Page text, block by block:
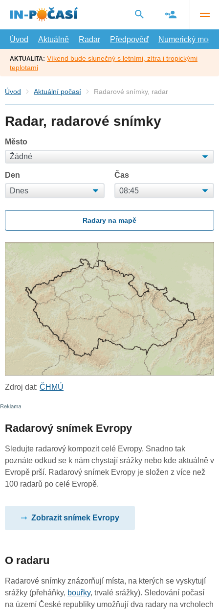
hlavní
Úvod
Aktuálně Radar Předpověď Numerický model
AKTUALITA: Víkend bude slunečný s letními, zítra i tropickými
teplotami
Úvod Aktuální počasí Radarové snímky, radar
Radar, radarové snímky
Město
Den Čas
Radary na mapě
Zdroj dat: ČHMÚ
Radarový snímek Evropy
Sledujte radarový kompozit celé Evropy. Snadno tak
poznáte odkud se k nám chystají srážky nebo kde aktuálně v
Evropě prší. Radarový snímek Evropy je složen z více než
100 radarů po celé Evropě.
Zobrazit snímek Evropy
O radaru
Radarové snímky znázorňují místa, na kterých se vyskytují
srážky (přeháňky, bouřky, trvalé srážky). Sledování počasí
na území České republiky umožňují dva radary na vrcholech